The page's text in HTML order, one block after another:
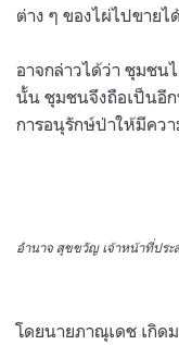
ต่าง ๆ ของไผ่ไปขายไ
อาจกล่าวได้ว่า ชุมชน
นั้น ชุมชนจึงถือเป็นอี
การอนุรักษ์ป่าให้มีคว
อำนาจ สุขขวัญ เจ้าหน้าที่ประ
โดยนายภาณุเดช เกิด